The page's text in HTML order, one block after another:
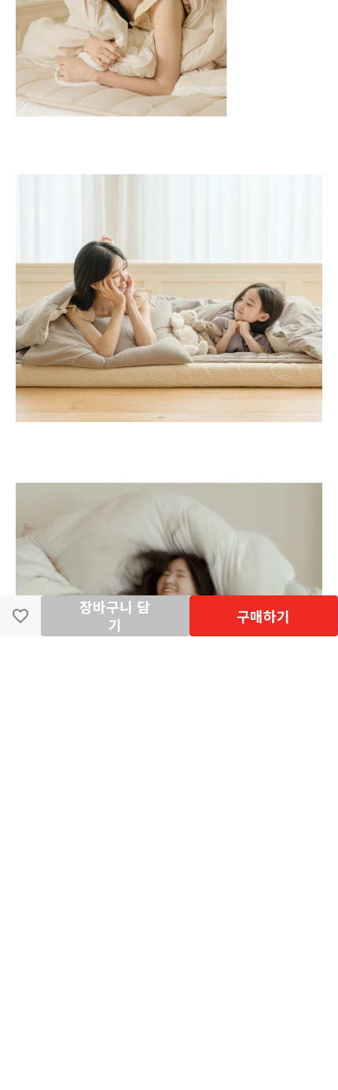
장바구니 담
기
구매하기